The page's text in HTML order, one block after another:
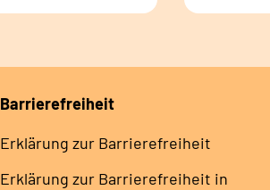
Barrierefreiheit
Erklärung zur Barrierefreiheit
Erklärung zur Barrierefreiheit in